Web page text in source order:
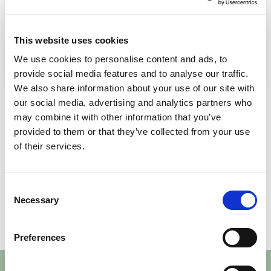
This website uses cookies
We use cookies to personalise content and ads, to
provide social media features and to analyse our traffic.
We also share information about your use of our site with
our social media, advertising and analytics partners who
may combine it with other information that you’ve
provided to them or that they’ve collected from your use
of their services.
Selection
Necessary
Preferences
Albin
Lokaluthyrare
albin@miabforvaltning.se
Fler lediga lokaler
Uppsala
Storgatan 32
175